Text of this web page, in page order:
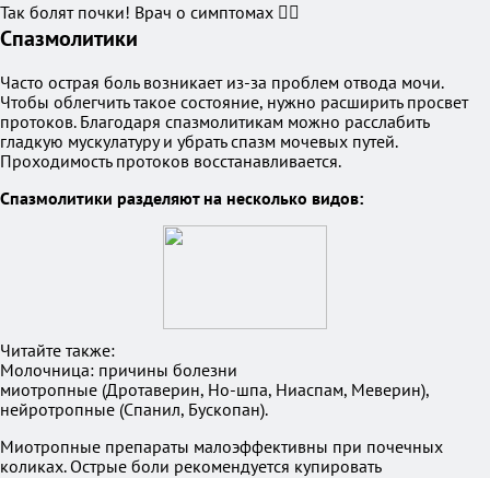
Так болят почки! Врач о симптомах ☝🏻
Спазмолитики
Часто острая боль возникает из-за проблем отвода мочи.
Чтобы облегчить такое состояние, нужно расширить просвет
протоков. Благодаря спазмолитикам можно расслабить
гладкую мускулатуру и убрать спазм мочевых путей.
Проходимость протоков восстанавливается.
Спазмолитики разделяют на несколько видов:
Читайте также:
Молочница: причины болезни
миотропные (Дротаверин, Но-шпа, Ниаспам, Меверин),
нейротропные (Спанил, Бускопан).
Миотропные препараты малоэффективны при почечных
коликах. Острые боли рекомендуется купировать